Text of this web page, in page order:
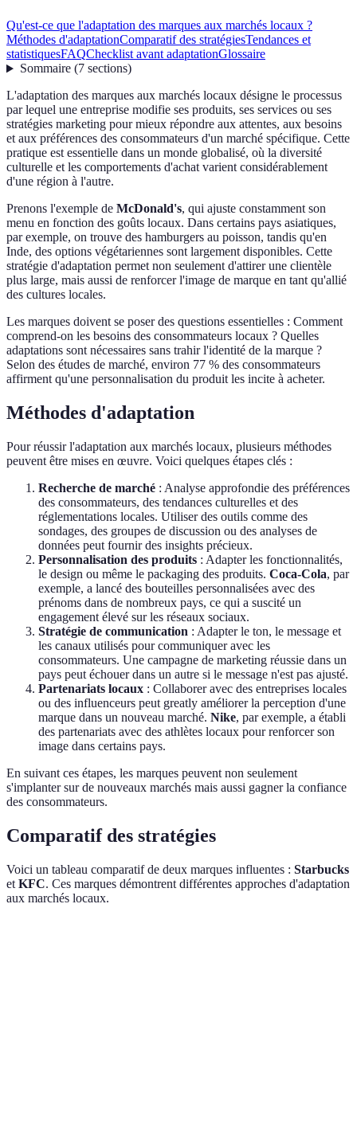
Qu'est-ce que l'adaptation des marques aux marchés locaux ?
Méthodes d'adaptationComparatif des stratégiesTendances et
statistiquesFAQChecklist avant adaptationGlossaire
Sommaire(7 sections)
L'adaptation des marques aux marchés locaux désigne le processus
par lequel une entreprise modifie ses produits, ses services ou ses
stratégies marketing pour mieux répondre aux attentes, aux besoins
et aux préférences des consommateurs d'un marché spécifique. Cette
pratique est essentielle dans un monde globalisé, où la diversité
culturelle et les comportements d'achat varient considérablement
d'une région à l'autre.
Prenons l'exemple de McDonald's, qui ajuste constamment son
menu en fonction des goûts locaux. Dans certains pays asiatiques,
par exemple, on trouve des hamburgers au poisson, tandis qu'en
Inde, des options végétariennes sont largement disponibles. Cette
stratégie d'adaptation permet non seulement d'attirer une clientèle
plus large, mais aussi de renforcer l'image de marque en tant qu'allié
des cultures locales.
Les marques doivent se poser des questions essentielles : Comment
comprend-on les besoins des consommateurs locaux ? Quelles
adaptations sont nécessaires sans trahir l'identité de la marque ?
Selon des études de marché, environ 77 % des consommateurs
affirment qu'une personnalisation du produit les incite à acheter.
Méthodes d'adaptation
Pour réussir l'adaptation aux marchés locaux, plusieurs méthodes
peuvent être mises en œuvre. Voici quelques étapes clés :
Recherche de marché : Analyse approfondie des préférences
des consommateurs, des tendances culturelles et des
réglementations locales. Utiliser des outils comme des
sondages, des groupes de discussion ou des analyses de
données peut fournir des insights précieux.
Personnalisation des produits : Adapter les fonctionnalités,
le design ou même le packaging des produits. Coca-Cola, par
exemple, a lancé des bouteilles personnalisées avec des
prénoms dans de nombreux pays, ce qui a suscité un
engagement élevé sur les réseaux sociaux.
Stratégie de communication : Adapter le ton, le message et
les canaux utilisés pour communiquer avec les
consommateurs. Une campagne de marketing réussie dans un
pays peut échouer dans un autre si le message n'est pas ajusté.
Partenariats locaux : Collaborer avec des entreprises locales
ou des influenceurs peut greatly améliorer la perception d'une
marque dans un nouveau marché. Nike, par exemple, a établi
des partenariats avec des athlètes locaux pour renforcer son
image dans certains pays.
En suivant ces étapes, les marques peuvent non seulement
s'implanter sur de nouveaux marchés mais aussi gagner la confiance
des consommateurs.
Comparatif des stratégies
Voici un tableau comparatif de deux marques influentes : Starbucks
et KFC. Ces marques démontrent différentes approches d'adaptation
aux marchés locaux.